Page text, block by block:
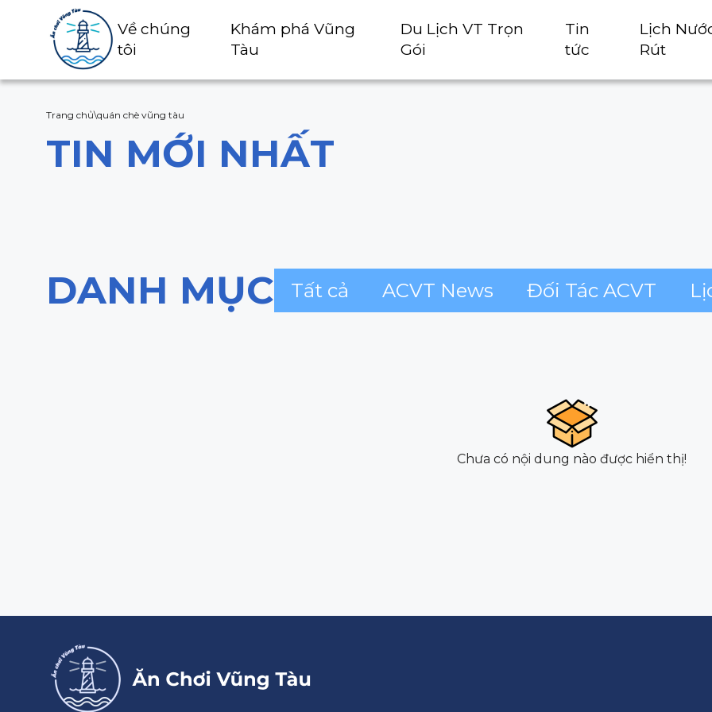
Về chúng
tôi
Khám phá Vũng
Tàu
Du Lịch VT Trọn
Gói
Tin
tức
Lịch
Rút
Trang chủ\quán chè vũng tàu
TIN MỚI NHẤT
DANH MỤC Tất cả ACVT News Đối Tác ACVT
Chưa có nội dung nào được hiển thị!